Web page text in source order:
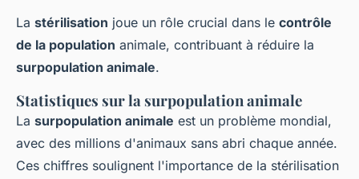
La stérilisation joue un rôle crucial dans le contrôle
de la population animale, contribuant à réduire la
surpopulation animale.
Statistiques sur la surpopulation animale
La surpopulation animale est un problème mondial,
avec des millions d'animaux sans abri chaque année.
Ces chiffres soulignent l'importance de la stérilisation